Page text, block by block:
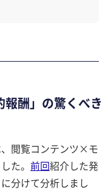
酬」の驚くべき
、閲覧コンテンツ×モ
た。 前回紹介した発
分けて分析しまし